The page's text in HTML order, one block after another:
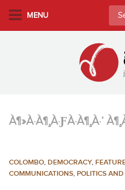
MENU
for:
À¶»À·À¶¸À·ƑÀ·À¶¸À·’
COLOMBO, DEMOCRACY,
COMMUNICATIONS, POLITICS